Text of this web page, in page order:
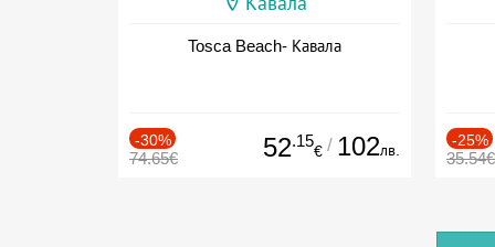
Tosca Beach- Кавала
-30%
74.65€ 52.15
€ / 102лв.
-25%
35.54€